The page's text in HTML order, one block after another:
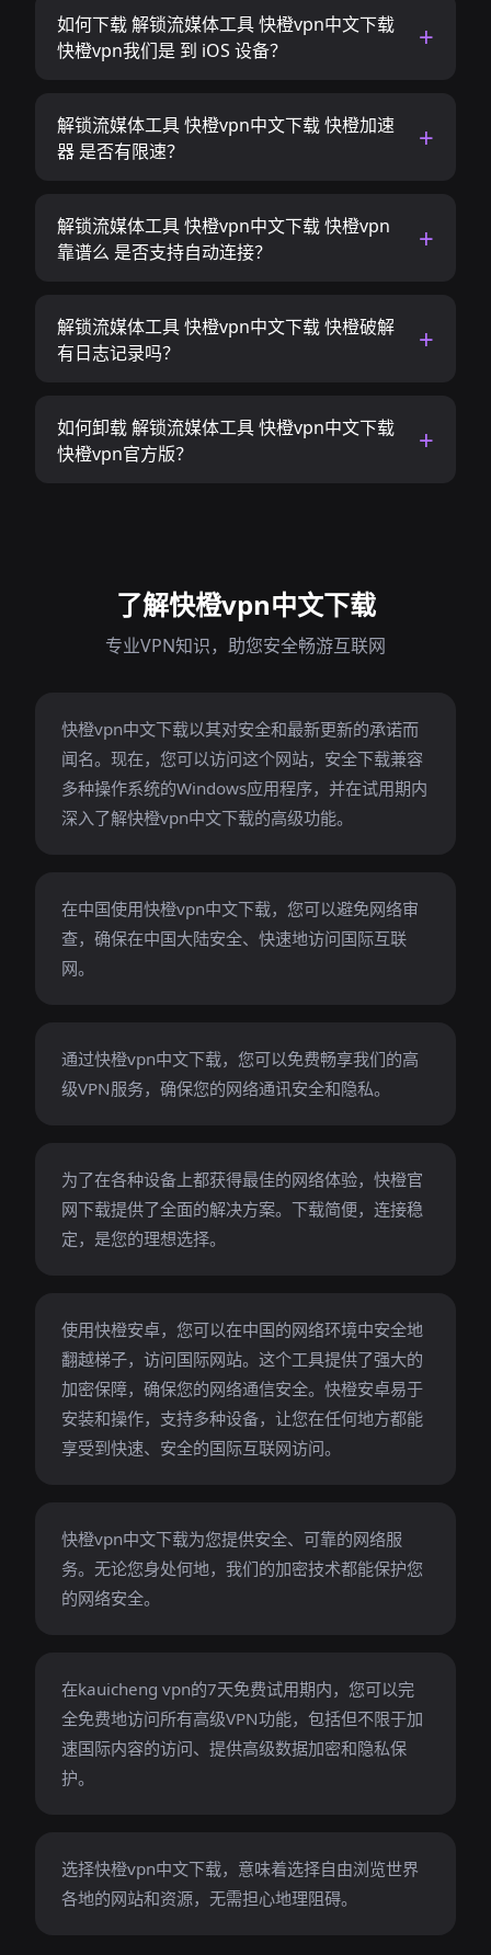
如何下载 解锁流媒体工具 快橙vpn中文下载
快橙vpn我们是 到 iOS 设备？
解锁流媒体工具 快橙vpn中文下载 快橙加速
器 是否有限速？
解锁流媒体工具 快橙vpn中文下载 快橙vpn
靠谱么 是否支持自动连接？
解锁流媒体工具 快橙vpn中文下载 快橙破解
有日志记录吗？
如何卸载 解锁流媒体工具 快橙vpn中文下载
快橙vpn官方版？
了解快橙vpn中文下载
专业VPN知识，助您安全畅游互联网
快橙vpn中文下载以其对安全和最新更新的承诺而
闻名。现在，您可以访问这个网站，安全下载兼容
多种操作系统的Windows应用程序，并在试用期内
深入了解快橙vpn中文下载的高级功能。
在中国使用快橙vpn中文下载，您可以避免网络审
查，确保在中国大陆安全、快速地访问国际互联
网。
通过快橙vpn中文下载，您可以免费畅享我们的高
级VPN服务，确保您的网络通讯安全和隐私。
为了在各种设备上都获得最佳的网络体验，快橙官
网下载提供了全面的解决方案。下载简便，连接稳
定，是您的理想选择。
使用快橙安卓，您可以在中国的网络环境中安全地
翻越梯子，访问国际网站。这个工具提供了强大的
加密保障，确保您的网络通信安全。快橙安卓易于
安装和操作，支持多种设备，让您在任何地方都能
享受到快速、安全的国际互联网访问。
快橙vpn中文下载为您提供安全、可靠的网络服
务。无论您身处何地，我们的加密技术都能保护您
的网络安全。
在kauicheng vpn的7天免费试用期内，您可以完
全免费地访问所有高级VPN功能，包括但不限于加
速国际内容的访问、提供高级数据加密和隐私保
护。
选择快橙vpn中文下载，意味着选择自由浏览世界
各地的网站和资源，无需担心地理阻碍。